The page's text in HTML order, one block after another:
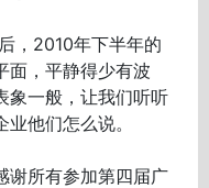
2010年下半年的
面，平静得少有波
象一般，让我们听听
他们怎么说。
所有参加第四届广